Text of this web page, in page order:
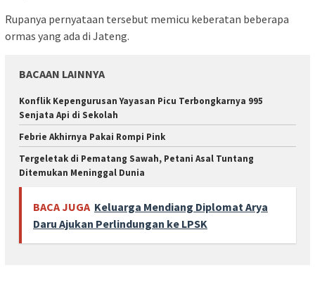
Rupanya pernyataan tersebut memicu keberatan beberapa
ormas yang ada di Jateng.
BACAAN LAINNYA
Konflik Kepengurusan Yayasan Picu Terbongkarnya 995
Senjata Api di Sekolah
Febrie Akhirnya Pakai Rompi Pink
Tergeletak di Pematang Sawah, Petani Asal Tuntang
Ditemukan Meninggal Dunia
BACA JUGA Keluarga Mendiang Diplomat Arya
Daru Ajukan Perlindungan ke LPSK